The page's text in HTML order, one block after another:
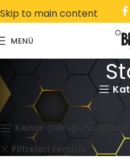
Skip to main content
MENÜ
Ana Sayfa
Store
Kenar çubuğunu göster
Filtreleri temizle